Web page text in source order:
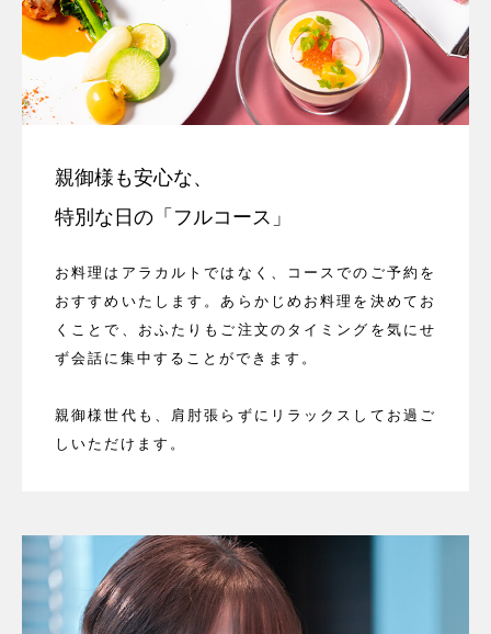
親御様も安心な、
特別な日の「フルコース」
お料理はアラカルトではなく、コースでのご予約を
おすすめいたします。あらかじめお料理を決めてお
くことで、おふたりもご注文のタイミングを気にせ
ず会話に集中することができます。
親御様世代も、肩肘張らずにリラックスしてお過ご
しいただけます。